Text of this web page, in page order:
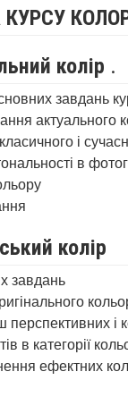
колір .
завдань
актуального
і
в
колір
завдань
перспективних і
в категорії
ефектних